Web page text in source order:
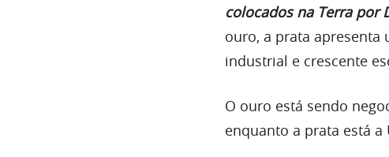
colocados na Terra por
ouro, a prata apresenta
industrial e crescente
O ouro está sendo
enquanto a prata está a